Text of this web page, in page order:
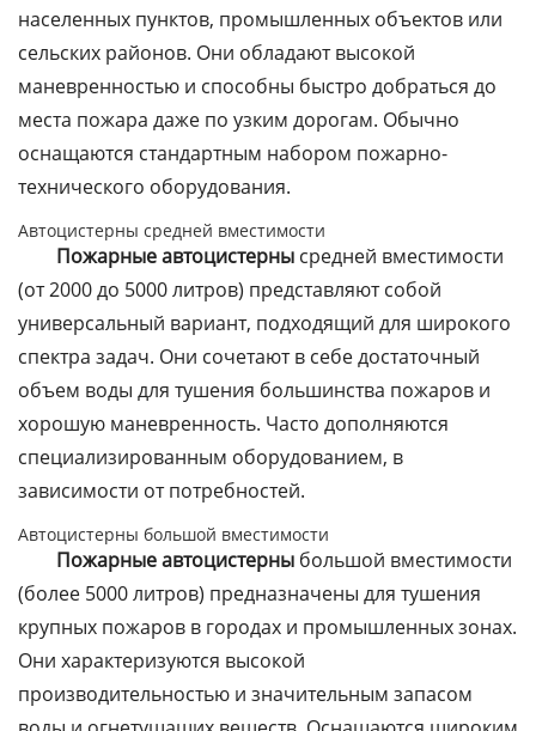
населенных пунктов, промышленных объектов или
сельских районов. Они обладают высокой
маневренностью и способны быстро добраться до
места пожара даже по узким дорогам. Обычно
оснащаются стандартным набором пожарно-
технического оборудования.
Автоцистерны средней вместимости
Пожарные автоцистерны средней вместимости
(от 2000 до 5000 литров) представляют собой
универсальный вариант, подходящий для широкого
спектра задач. Они сочетают в себе достаточный
объем воды для тушения большинства пожаров и
хорошую маневренность. Часто дополняются
специализированным оборудованием, в
зависимости от потребностей.
Автоцистерны большой вместимости
Пожарные автоцистерны большой вместимости
(более 5000 литров) предназначены для тушения
крупных пожаров в городах и промышленных зонах.
Они характеризуются высокой
производительностью и значительным запасом